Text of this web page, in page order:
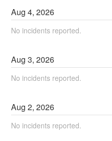
Aug4,2026
No incidents reported.
Aug3,2026
No incidents reported.
Aug2,2026
No incidents reported.